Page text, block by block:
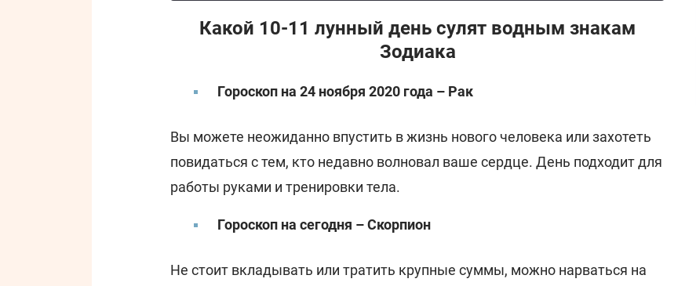
Какой 10-11 лунный день сулят водным знакам
Зодиака
Гороскоп на 24 ноября 2020 года – Рак
Вы можете неожиданно впустить в жизнь нового человека или захотеть
повидаться с тем, кто недавно волновал ваше сердце. День подходит для
работы руками и тренировки тела.
Гороскоп на сегодня – Скорпион
Не стоит вкладывать или тратить крупные суммы, можно нарваться на